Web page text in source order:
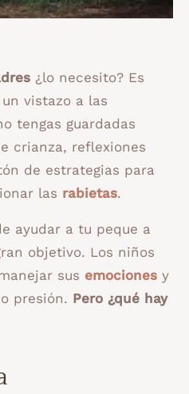
¿lo necesito? Es
vistazo a las
tengas guardadas
crianza, reflexiones
de estrategias para
las rabietas.
ayudar a tu peque a
objetivo. Los niños
sus emociones y
presión. Pero ¿qué hay